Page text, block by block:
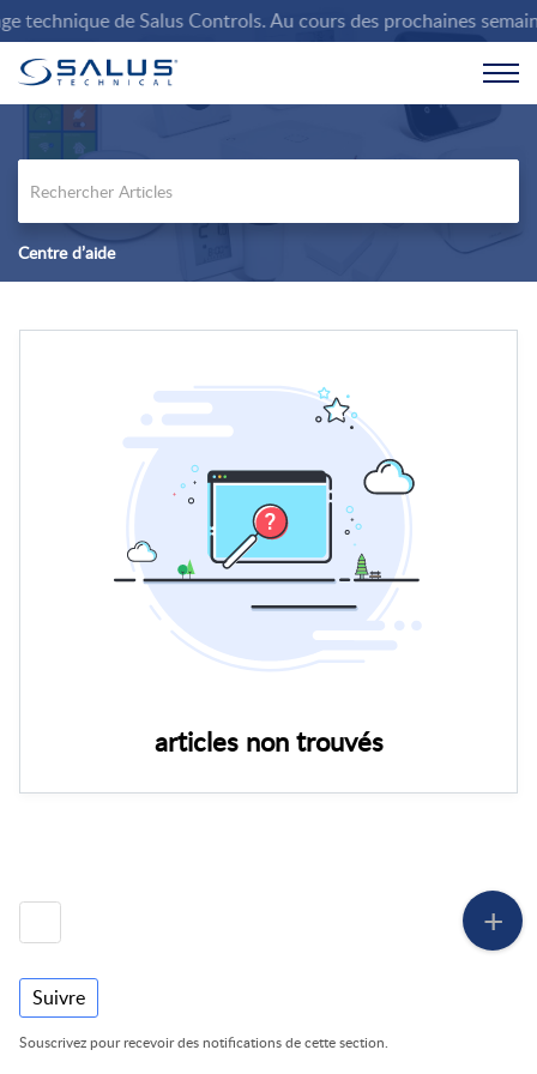
technique de Salus Controls. Au cours des prochaines
Centre d’aide
articles non trouvés
Suivre
Souscrivez pour recevoir des notifications de cette section.